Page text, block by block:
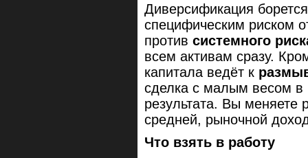
Диверсификация
специфическим риском
против системного
всем активам сразу.
капитала ведёт к
сделка с малым весом в
результата. Вы меняете
средней, рыночной
Что взять в работу